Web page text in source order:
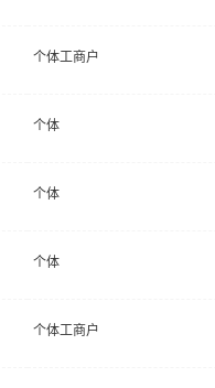
个体工商户
个体
个体
个体
个体工商户